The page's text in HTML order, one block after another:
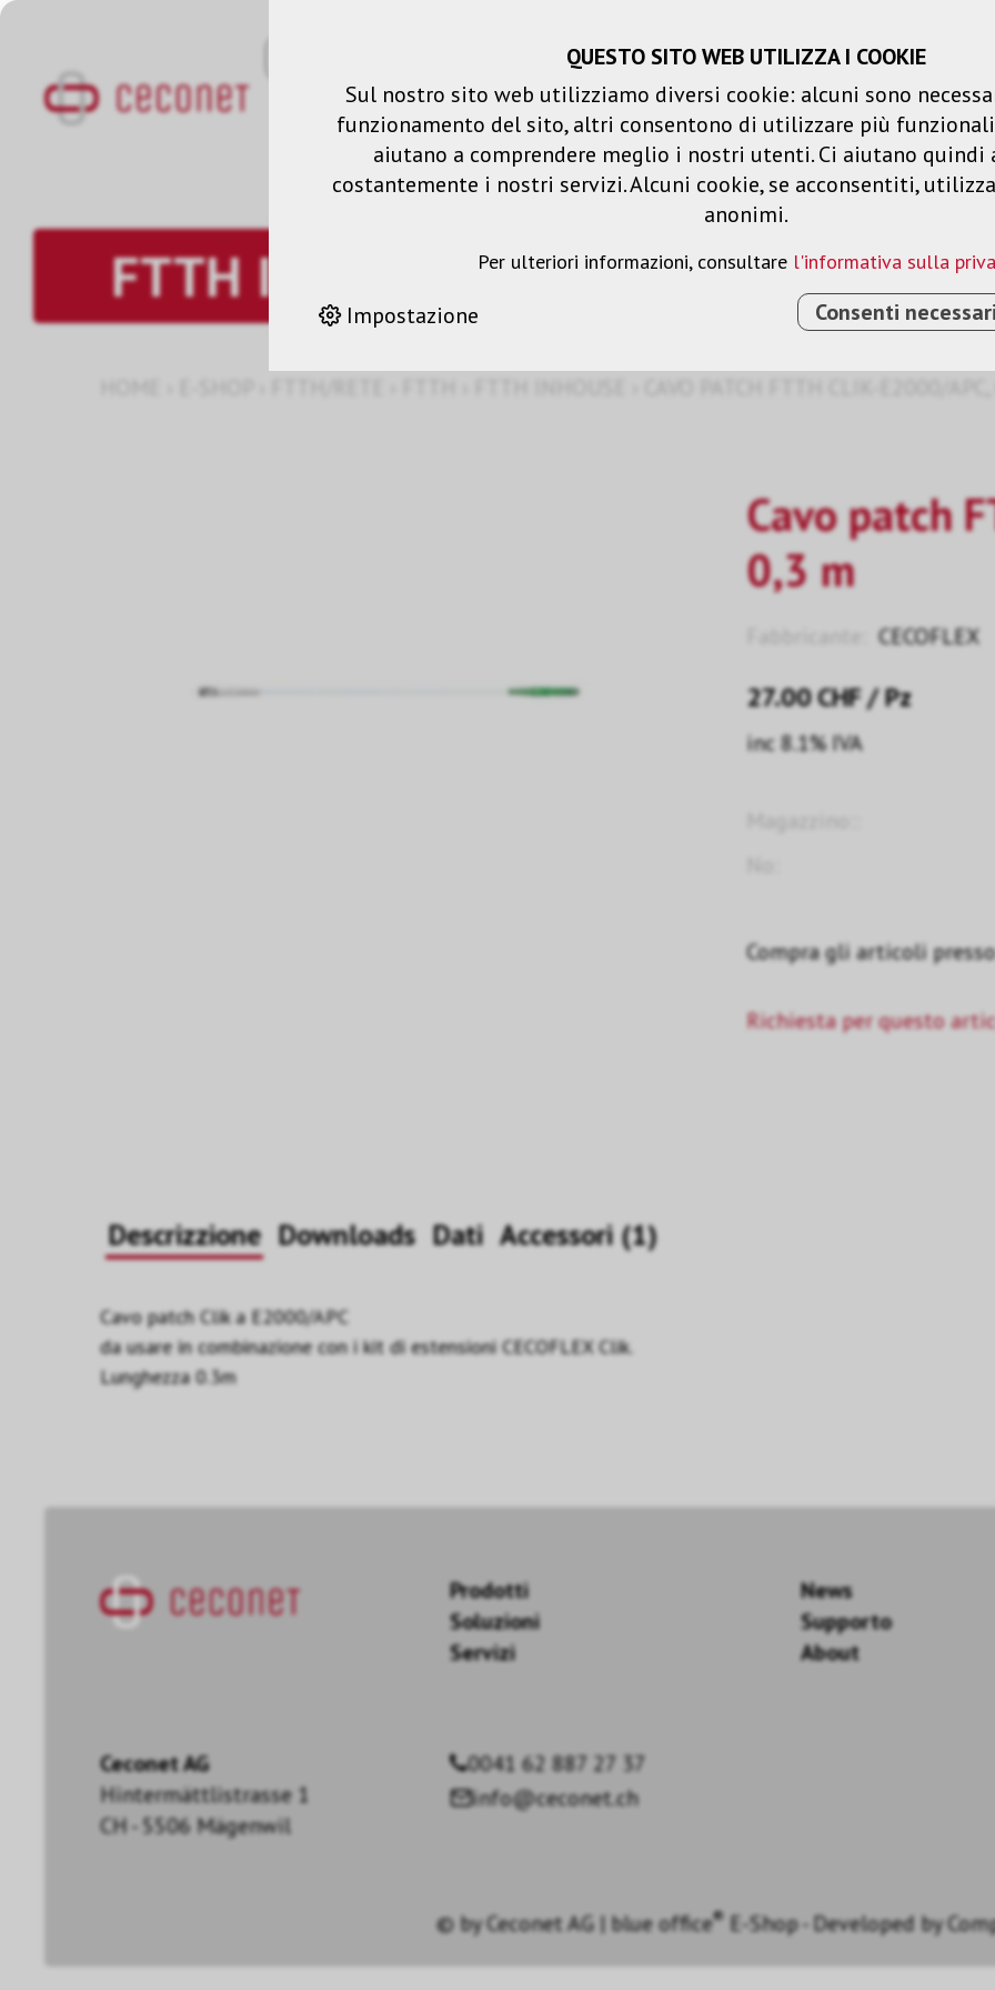
Carrello spesa Liste dei desideri
Prodotti Soluzioni
FTTH Inhouse
Cavo patch
0,3 m
CECOFLEX
27.00CHF/ Pz
inc 8.1% IVA
Compra gli articoli
Richiesta per questo
Descrizzione Downloads Dati Accessori (1)
Cavo patch Clik a E2000/APC
da usare in combinazione con i kit di estensioni CECOFLEX Clik.
Lunghezza 0.3m
Prodotti
Soluzioni
Servizi
News
Supporto
About
Ceconet AG
Hintermättlistrasse 1
CH - 5506 Mägenwil
0041 62 887 27 37
info@ceconet.ch
© byCeconet AG|blue office®E-Shop - Developed by
QUESTO SITO WEB UTILIZZA I COOKIE
Sul nostro sito web utilizziamo diversi cookie: alcuni sono
funzionamento del sito, altri consentono di utilizzare più
aiutano a comprendere meglio i nostri utenti. Ci aiutano quindi
costantemente i nostri servizi. Alcuni cookie, se acconsentiti,
anonimi.
Per ulteriori informazioni, consultare l'informativa sulla
Impostazione Consenti necessari